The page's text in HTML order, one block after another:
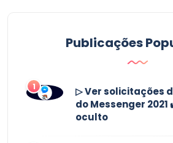
Publicações
1
▷ Ver solicitações
do Messenger
oculto